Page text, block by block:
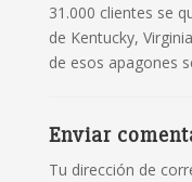
31.000 clientes se
de Kentucky,
de esos apagones
Enviar
Tu dirección de